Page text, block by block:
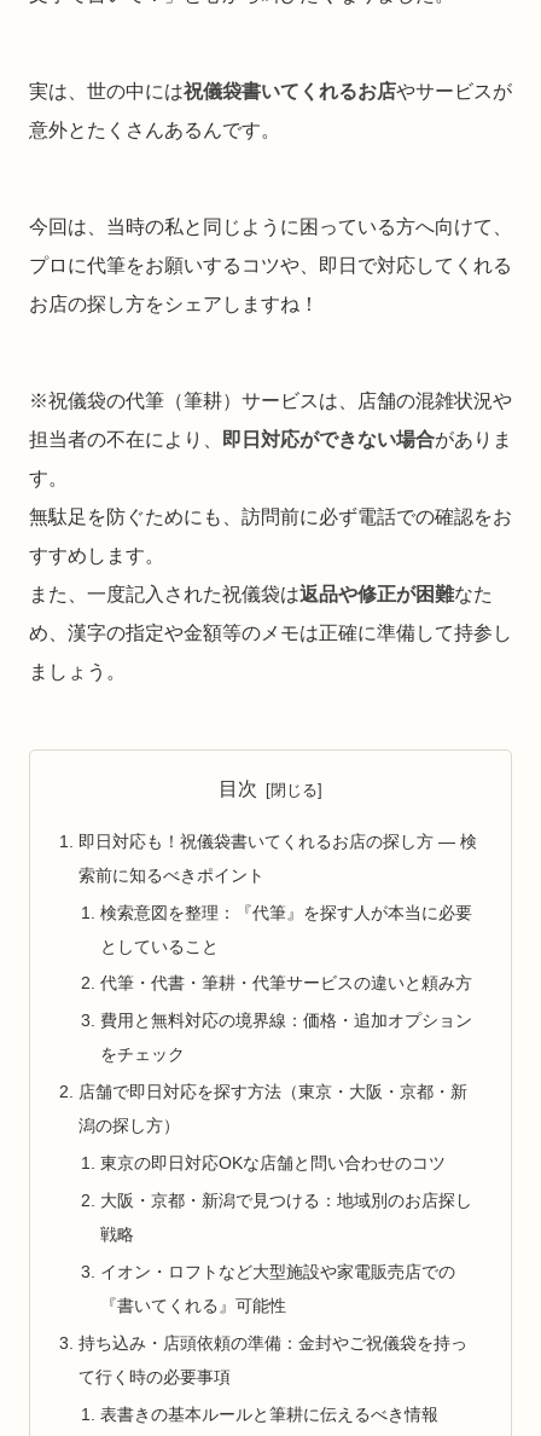
実は、世の中には祝儀袋書いてくれるお店やサービスが
意外とたくさんあるんです。
今回は、当時の私と同じように困っている方へ向けて、
プロに代筆をお願いするコツや、即日で対応してくれる
お店の探し方をシェアしますね！
※祝儀袋の代筆（筆耕）サービスは、店舗の混雑状況や
担当者の不在により、
即日対応ができない場合がありま
す。
無駄足を防ぐためにも、訪問前に必ず電話での確認をお
すすめします。
また、一度記入された祝儀袋は返品や修正が困難なた
め、漢字の指定や金額等のメモは正確に準備して持参し
ましょう。
目次
即日対応も！祝儀袋書いてくれるお店の探し方 ― 検
索前に知るべきポイント
検索意図を整理：『代筆』を探す人が本当に必要
としていること
代筆・代書・筆耕・代筆サービスの違いと頼み方
費用と無料対応の境界線：価格・追加オプション
をチェック
店舗で即日対応を探す方法（東京・大阪・京都・新
潟の探し方）
東京の即日対応OKな店舗と問い合わせのコツ
大阪・京都・新潟で見つける：地域別のお店探し
戦略
イオン・ロフトなど大型施設や家電販売店での
『書いてくれる』可能性
持ち込み・店頭依頼の準備：金封やご祝儀袋を持っ
て行く時の必要事項
表書きの基本ルールと筆耕に伝えるべき情報